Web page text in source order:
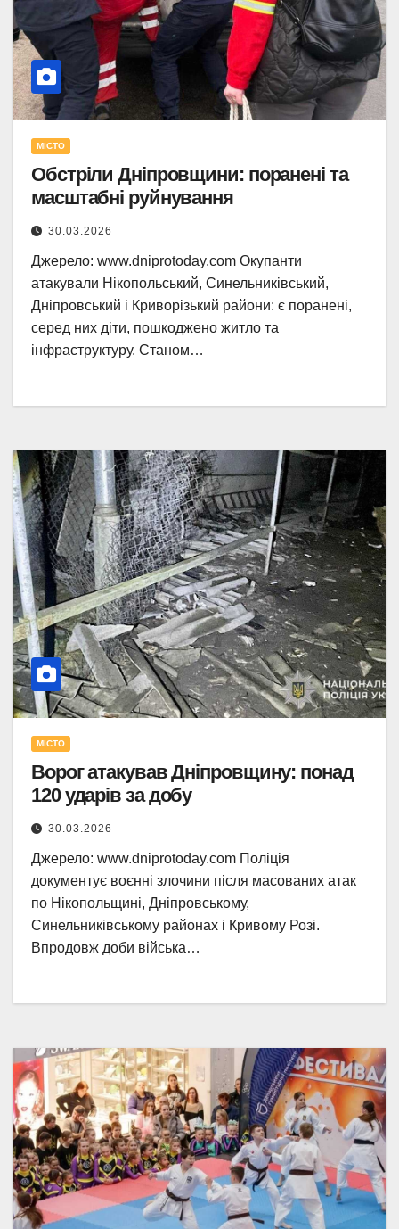
МІСТО
Обстріли Дніпровщини: поранені та
масштабні руйнування
30.03.2026
Джерело: www.dniprotoday.com Окупанти
атакували Нікопольський, Синельниківський,
Дніпровський і Криворізький райони: є поранені,
серед них діти, пошкоджено житло та
інфраструктуру. Станом…
МІСТО
Ворог атакував Дніпровщину: понад
120 ударів за добу
30.03.2026
Джерело: www.dniprotoday.com Поліція
документує воєнні злочини після масованих атак
по Нікопольщині, Дніпровському,
Синельниківському районах і Кривому Розі.
Впродовж доби війська…